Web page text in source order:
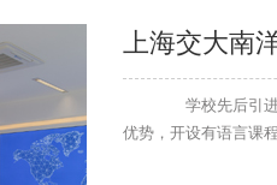
上海交大南
学校先后引进
优势，开设有语言课